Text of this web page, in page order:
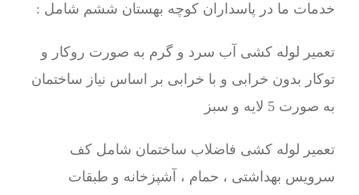
خدمات ما در پاسداران کوچه بهستان ششم شامل :
تعمیر لوله کشی آب سرد و گرم به صورت روکار و
توکار بدون خرابی و با خرابی بر اساس نیاز ساختمان
به صورت 5 لایه و سبز
تعمیر لوله کشی فاضلاب ساختمان شامل کف
سرویس بهداشتی ، حمام ، آشپزخانه و طبقات